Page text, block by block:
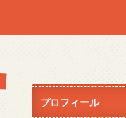
プロフィール